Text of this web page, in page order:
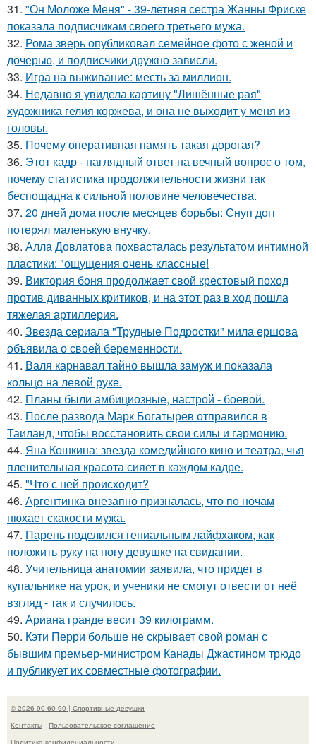
31. "Он Моложе Меня" - 39-летняя сестра Жанны Фриске
показала подписчикам своего третьего мужа.
32. Рома зверь опубликовал семейное фото с женой и
дочерью, и подписчики дружно зависли.
33. Игра на выживание: месть за миллион.
34. Недавно я увидела картину "Лишённые рая"
художника гелия коржева, и она не выходит у меня из
головы.
35. Почему оперативная память такая дорогая?
36. Этот кадр - наглядный ответ на вечный вопрос о том,
почему статистика продолжительности жизни так
беспощадна к сильной половине человечества.
37. 20 дней дома после месяцев борьбы: Снуп догг
потерял маленькую внучку.
38. Алла Довлатова похвасталась результатом интимной
пластики: "ощущения очень классные!
39. Виктория боня продолжает свой крестовый поход
против диванных критиков, и на этот раз в ход пошла
тяжелая артиллерия.
40. Звезда сериала "Трудные Подростки" мила ершова
объявила о своей беременности.
41. Валя карнавал тайно вышла замуж и показала
кольцо на левой руке.
42. Планы были амбициозные, настрой - боевой.
43. После развода Марк Богатырев отправился в
Таиланд, чтобы восстановить свои силы и гармонию.
44. Яна Кошкина: звезда комедийного кино и театра, чья
пленительная красота сияет в каждом кадре.
45. "Что с ней происходит?
46. Аргентинка внезапно призналась, что по ночам
нюхает скакости мужа.
47. Парень поделился гениальным лайфхаком, как
положить руку на ногу девушке на свидании.
48. Учительница анатомии заявила, что придет в
купальнике на урок, и ученики не смогут отвести от неё
взгляд - так и случилось.
49. Ариана гранде весит 39 килограмм.
50. Кэти Перри больше не скрывает свой роман с
бывшим премьер-министром Канады Джастином трюдо
и публикует их совместные фотографии.
© 2026 90-60-90 | Спортивные девушки
Контакты
Пользовательское соглашение
Политика конфидециальности